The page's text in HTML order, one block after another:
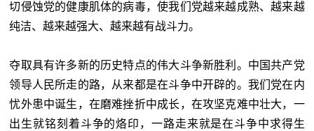
切侵蚀党的健康肌体的病毒，使我们党越来越成熟、越来越
纯洁、越来越强大、越来越有战斗力。
夺取具有许多新的历史特点的伟大斗争新胜利。中国共产党
领导人民所走的路，从来都是在斗争中开辟的。我们党在内
忧外患中诞生，在磨难挫折中成长，在攻坚克难中壮大，一
出生就铭刻着斗争的烙印，一路走来就是在斗争中求得生